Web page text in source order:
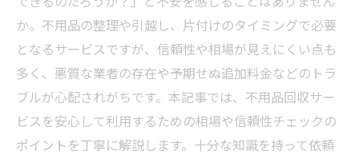
か。不用品の整理や引越し、片付けのタイミングで必要
となるサービスですが、信頼性や相場が見えにくい点も
多く、悪質な業者の存在や予期せぬ追加料金などのトラ
ブルが心配されがちです。本記事では、不用品回収サー
ビスを安心して利用するための相場や信頼性チェックの
ポイントを丁寧に解説します。十分な知識を持って依頼